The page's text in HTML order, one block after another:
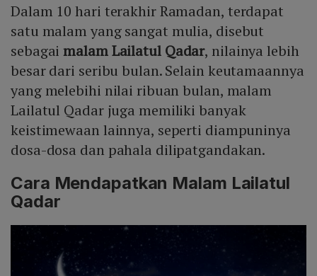
Mute
Dalam 10 hari terakhir Ramadan, terdapat
satu malam yang sangat mulia, disebut
sebagaimalam Lailatul Qadar, nilainya lebih
besar dari seribu bulan. Selain keutamaannya
yang melebihi nilai ribuan bulan, malam
Lailatul Qadar juga memiliki banyak
keistimewaan lainnya, seperti diampuninya
dosa-dosa dan pahala dilipatgandakan.
Cara Mendapatkan Malam Lailatul
Qadar